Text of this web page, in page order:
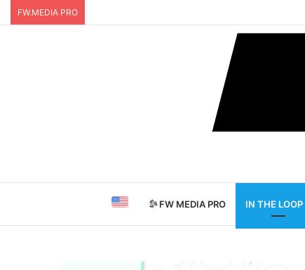
FW.MEDIA PRO
FW MEDIA PRO IN THE LOOP